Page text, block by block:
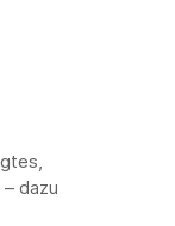
dazu